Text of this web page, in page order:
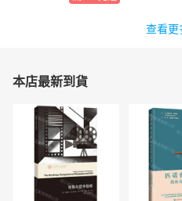
查看更
本店最新到貨